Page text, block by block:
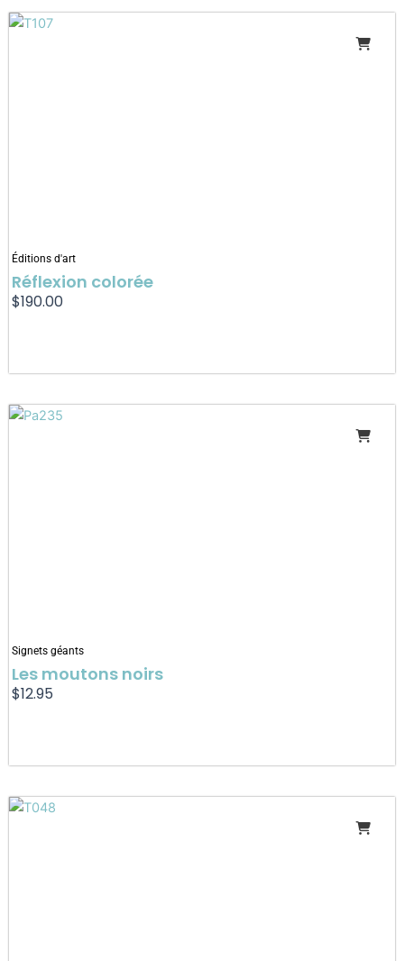
Éditions d'art
Réflexion colorée
$190.00
Signets géants
Les moutons noirs
$12.95